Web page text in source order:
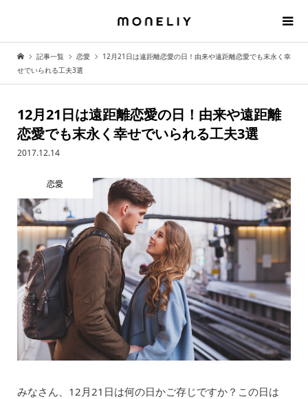
記事一覧 恋愛
12月21日は遠距離恋愛の日！由来や遠距離恋愛でも末永く幸
せでいられる工夫3選
12月21日は遠距離恋愛の日！由来や遠距離
恋愛でも末永く幸せでいられる工夫3選
2017.12.14
恋愛
みなさん、12月21日は何の日かご存じですか？この日は